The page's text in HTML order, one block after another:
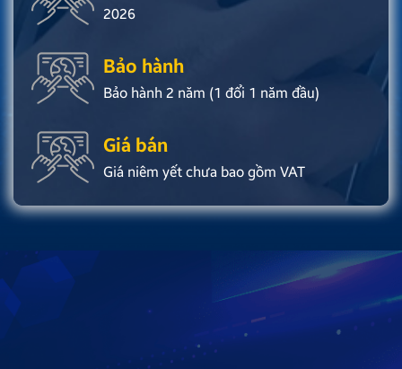
2026
Bảo hành
Bảo hành 2 năm (1 đổi 1 năm đầu)
Giá bán
Giá niêm yết chưa bao gồm VAT